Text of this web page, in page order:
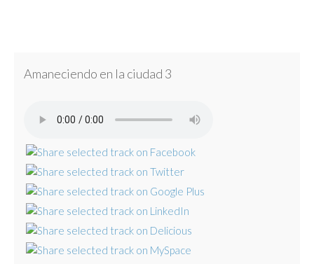
Amaneciendo en la ciudad 3